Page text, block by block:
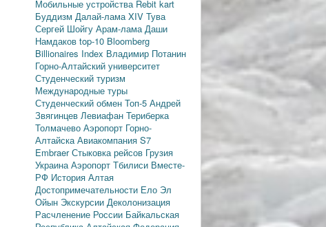
Мобильные устройства Rebit kart
Буддизм Далай-лама XIV Тува
Сергей Шойгу Арам-ламаДаши
Намдаков top-10 Bloomberg
Billionaires Index Владимир Потанин
Горно-Алтайский университет
Студенческий туризм
Международные туры
Студенческий обмен Топ-5 Андрей
Звягинцев Левиафан Териберка
Толмачево Аэропорт Горно-
АлтайскаАвиакомпания S7
EmbraerСтыковка рейсов Грузия
УкраинаАэропорт Тбилиси Вместе-
РФ История Алтая
Достопримечательности Ело Эл
Ойын Экскурсии Деколонизация
Расчленение России Байкальская